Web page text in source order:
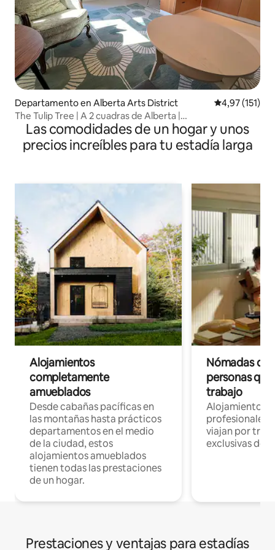
Departamento en Alberta Arts District Calificación
4,97 (151)
The Tulip Tree | A 2 cuadras de Alberta |
Tiendas/Restaurantes
Las comodidades de un hogar y unos
precios increíbles para tu estadía larga
Alojamientos
completamente
amueblados
Desde cabañas pacíficas en
las montañas hasta prácticos
departamentos en el medio
de la ciudad, estos
alojamientos amueblados
tienen todas las prestaciones
de un hogar.
Nómadas
personas
trabajo
Alojamientos
profesionales
viajan por
exclusivas de
Prestaciones y ventajas para estadías